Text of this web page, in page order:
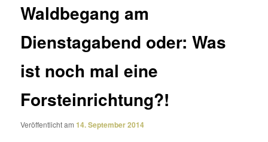
Waldbegang am
Dienstagabend oder: Was
ist noch mal eine
Forsteinrichtung?!
Veröffentlicht am14. September 2014